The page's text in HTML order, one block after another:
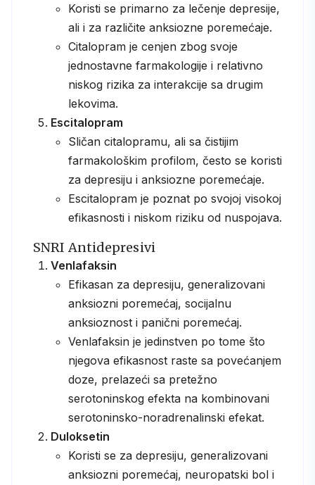
Koristi se primarno za lečenje depresije,
ali i za različite anksiozne poremećaje.
Citalopram je cenjen zbog svoje
jednostavne farmakologije i relativno
niskog rizika za interakcije sa drugim
lekovima.
Escitalopram
Sličan citalopramu, ali sa čistijim
farmakološkim profilom, često se koristi
za depresiju i anksiozne poremećaje.
Escitalopram je poznat po svojoj visokoj
efikasnosti i niskom riziku od nuspojava.
SNRI Antidepresivi
Venlafaksin
Efikasan za depresiju, generalizovani
anksiozni poremećaj, socijalnu
anksioznost i panični poremećaj.
Venlafaksin je jedinstven po tome što
njegova efikasnost raste sa povećanjem
doze, prelazeći sa pretežno
serotoninskog efekta na kombinovani
serotoninsko-noradrenalinski efekat.
Duloksetin
Koristi se za depresiju, generalizovani
anksiozni poremećaj, neuropatski bol i